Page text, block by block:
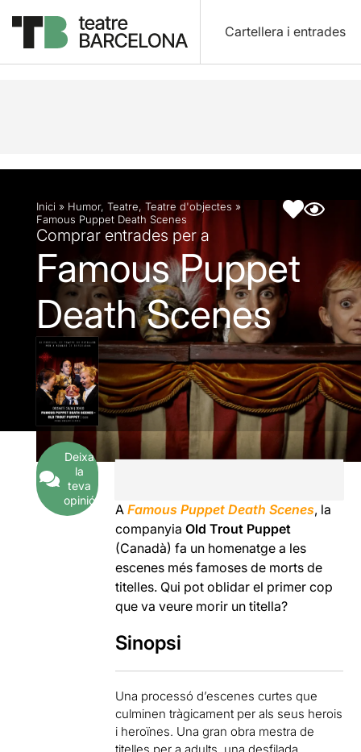
Cartellera i entrades
Descripció Fitxa artística Fotos i vídeos
Inici » Humor, Teatre, Teatre d'objectes »
Famous Puppet Death Scenes
Comprar entrades per a
Famous Puppet
Death Scenes
Deixa
la
teva
opinió
AFamous Puppet Death Scenes, la
companyia Old Trout Puppet
(Canadà) fa un homenatge a les
escenes més famoses de morts de
titelles. Qui pot oblidar el primer cop
que va veure morir un titella?
Sinopsi
Una processó d’escenes curtes que
culminen tràgicament per als seus herois
i heroïnes. Una gran obra mestra de